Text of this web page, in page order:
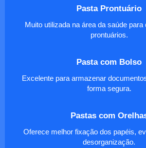
Pasta Prontuário
Muito utilizada na área da saúde para
prontuários.
Pasta com Bolso
Excelente para armazenar
forma segura.
Pastas com
Oferece melhor fixação dos papéis,
desorganização.